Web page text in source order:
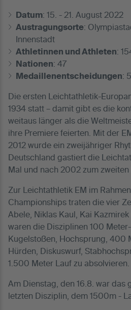
Datum: 15. - 21. August 2022
Austragungsorte:
Innenstadt
Athletinnen und Athleten:
Nationen: 47
Medaillenentscheidungen:
Die ersten Leichtathletik-
1934 statt – damit gibt es die
weitaus länger als die
ihre Premiere feierten. Mit der
2012 wurde ein zweijähriger
Deutschland gastiert die
Mal und nach 2002 zum
Zur Leichtathletik EM im
Championships traten die vier
Abele, Niklas Kaul, Kai Kazmirek
waren die Disziplinen 100
Kugelstoßen, Hochsprung, 400
Hürden, Diskuswurf,
1.500 Meter Lauf zu absolvieren.
Am Dienstag, den 16.8. war das
letzten Disziplin, dem 1500m -